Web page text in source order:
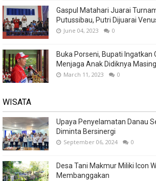
Gaspul Matahari Juarai
Putussibau, Putri Dijuarai
June 04, 2023 0
Buka Porseni, Bupati Ingatkan
Menjaga Anak Didiknya
March 11, 2023 0
WISATA
Upaya Penyelamatan Danau
Diminta Bersinergi
September 06, 2024 0
Desa Tani Makmur Miliki Icon
Membanggakan